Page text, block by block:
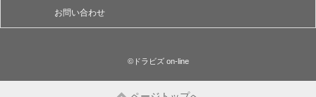
お問い合わせ
©ドラビズ on-line